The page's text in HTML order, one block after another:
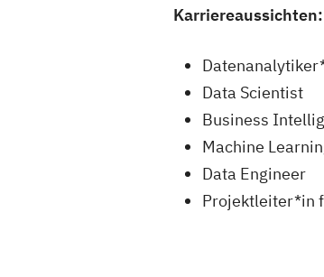
Karriereaussichten:
Data Scientist
Business
Machine
Data Engineer
Projektleiter*in